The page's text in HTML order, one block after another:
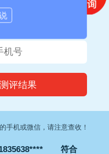
手机或微信，请注意查收！
符合
符合
符合